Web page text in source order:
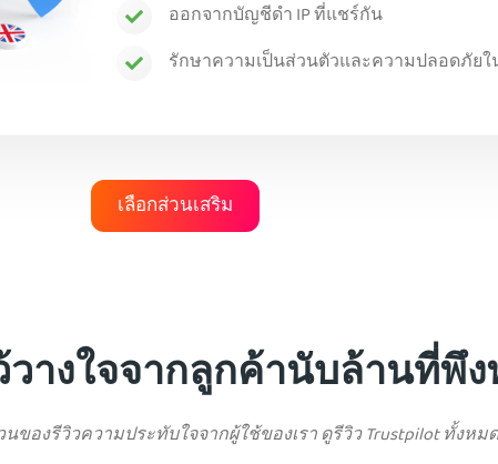
ออกจากบัญชีดำ IP ที่แชร์กัน
รักษาความเป็นส่วนตัวและความปลอดภัยใ
เลือกส่วนเสริม
างใจจากลูกค้านับล้านที่พึ
ของรีวิวความประทับใจจากผู้ใช้ของเรา ดูรีวิว Trustpilot ทั้งหม